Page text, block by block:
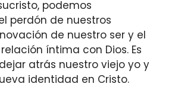
podemos
perdón de nuestros
de nuestro ser y el
íntima con Dios. Es
atrás nuestro viejo yo y
identidad en Cristo.